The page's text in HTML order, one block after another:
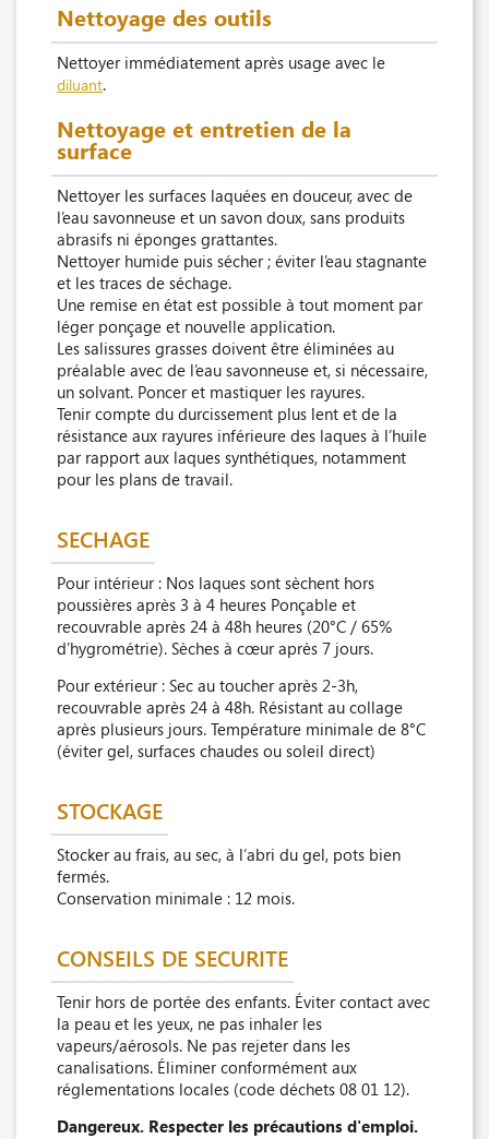
Nettoyage des outils
Nettoyer immédiatement après usage avec le
diluant.
Nettoyage et entretien de la
surface
Nettoyer les surfaces laquées en douceur, avec de
l’eau savonneuse et un savon doux, sans produits
abrasifs ni éponges grattantes.
Nettoyer humide puis sécher ; éviter l’eau stagnante
et les traces de séchage.
Une remise en état est possible à tout moment par
léger ponçage et nouvelle application.
Les salissures grasses doivent être éliminées au
préalable avec de l’eau savonneuse et, si nécessaire,
un solvant. Poncer et mastiquer les rayures.
Tenir compte du durcissement plus lent et de la
résistance aux rayures inférieure des laques à l’huile
par rapport aux laques synthétiques, notamment
pour les plans de travail.
SECHAGE
Pour intérieur : Nos laques sont sèchent hors
poussières après 3 à 4 heures Ponçable et
recouvrable après 24 à 48h heures (20°C / 65%
d’hygrométrie). Sèches à cœur après 7 jours.
Pour extérieur : Sec au toucher après 2-3h,
recouvrable après 24 à 48h. Résistant au collage
après plusieurs jours. Température minimale de 8°C
(éviter gel, surfaces chaudes ou soleil direct)
STOCKAGE
Stocker au frais, au sec, à l’abri du gel, pots bien
fermés.
Conservation minimale : 12 mois.
CONSEILS DE SECURITE
Tenir hors de portée des enfants. Éviter contact avec
la peau et les yeux, ne pas inhaler les
vapeurs/aérosols. Ne pas rejeter dans les
canalisations. Éliminer conformément aux
réglementations locales (code déchets 08 01 12).
Dangereux. Respecter les précautions d'emploi.